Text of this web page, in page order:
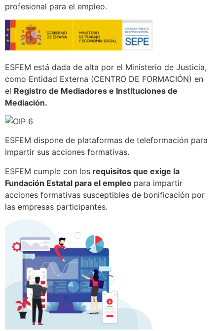
profesional para el empleo.
ESFEM está dada de alta por el Ministerio de Justicia,
como Entidad Externa (CENTRO DE FORMACIÓN) en
el Registro de Mediadores e Instituciones de
Mediación.
ESFEM dispone de plataformas de teleformación para
impartir sus acciones formativas.
​ESFEM cumple con los requisitos que exige la
Fundación Estatal para el empleo para impartir
acciones formativas susceptibles de bonificación por
las empresas participantes.